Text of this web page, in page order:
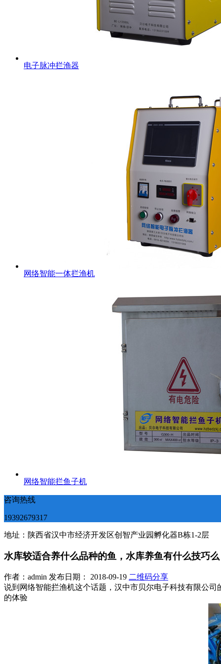
电子脉冲拦渔器
网络智能一体拦渔机
网络智能拦鱼子机
咨询热线
19392679317
地址：陕西省汉中市经济开发区创智产业园孵化器B栋1-2层
水库较适合养什么品种的鱼，水库养鱼有什么技巧
作者：admin 发布日期： 2018-09-19 二维码分享
说到网络智能拦渔机这个话题，汉中市贝尔电子科技有限公
的体验